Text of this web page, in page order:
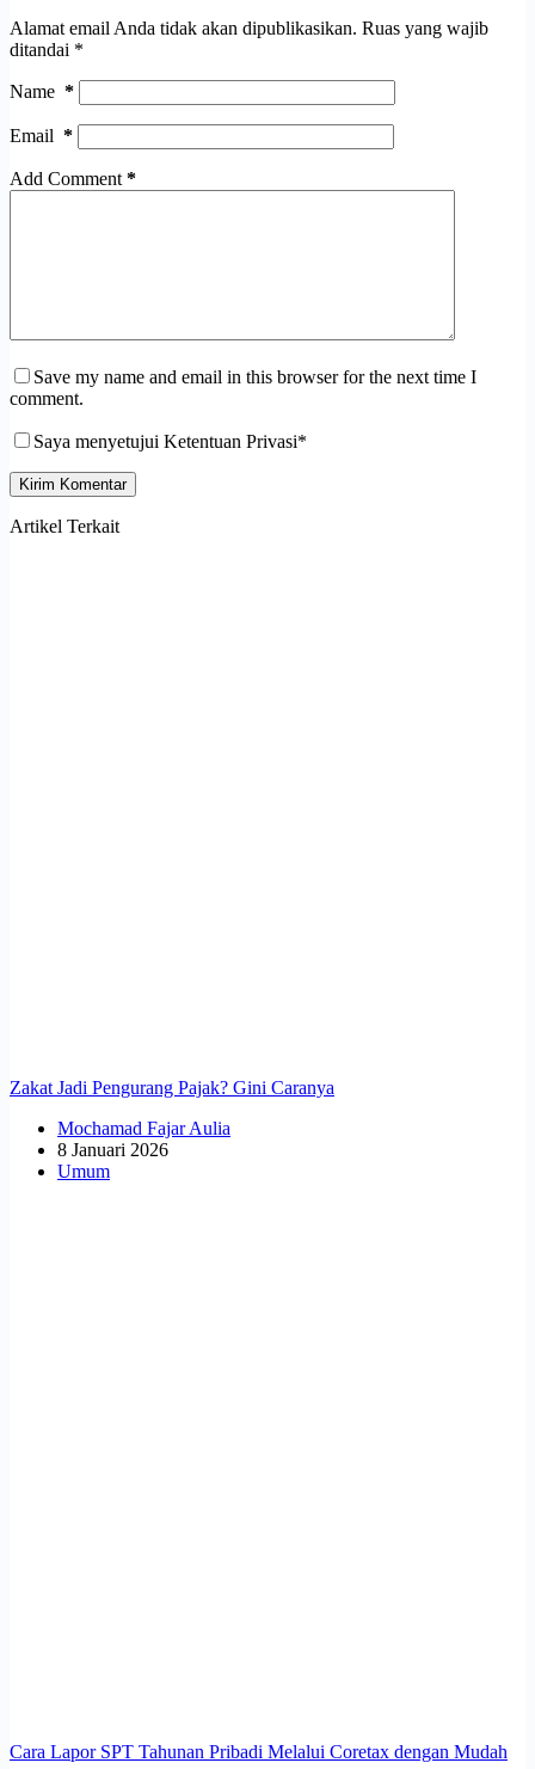
Alamat email Anda tidak akan dipublikasikan. Ruas yang wajib
ditandai *
Name *
Email *
Add Comment*
Save my name and email in this browser for the next time I
comment.
Saya menyetujui Ketentuan Privasi*
Kirim Komentar
Artikel Terkait
Zakat Jadi Pengurang Pajak? Gini Caranya
Mochamad Fajar Aulia
8 Januari 2026
Umum
Cara Lapor SPT Tahunan Pribadi Melalui Coretax dengan Mudah